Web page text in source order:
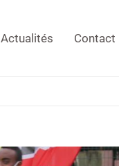
Actualités Contact